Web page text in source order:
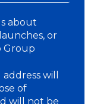
about
or
Group
will
of
will not be